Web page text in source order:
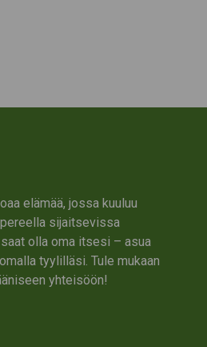
elämää, jossa kuuluu
sijaitsevissa
olla oma itsesi – asua
tyylilläsi. Tule mukaan
yhteisöön!